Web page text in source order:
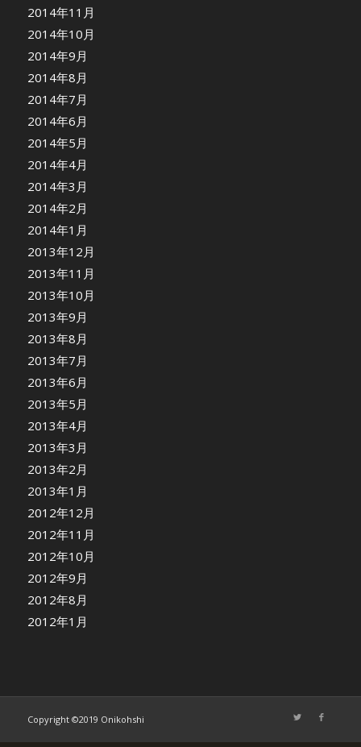
2014年11月
2014年10月
2014年9月
2014年8月
2014年7月
2014年6月
2014年5月
2014年4月
2014年3月
2014年2月
2014年1月
2013年12月
2013年11月
2013年10月
2013年9月
2013年8月
2013年7月
2013年6月
2013年5月
2013年4月
2013年3月
2013年2月
2013年1月
2012年12月
2012年11月
2012年10月
2012年9月
2012年8月
2012年1月
Copyright ©2019 Onikohshi